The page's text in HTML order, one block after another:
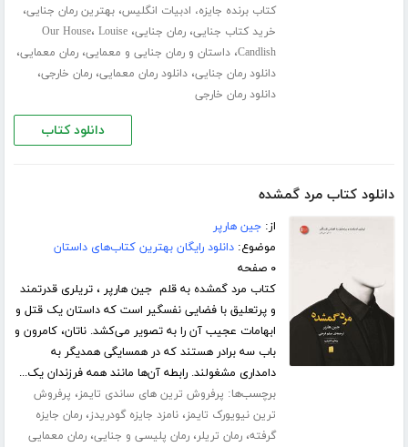
کتاب برنده جایزه، ادبیات انگلیس،بهترین رمان جنایی،
خرید کتاب جنایی،رمان جنایی، Our House، Louise
Candlish،داستان و رمان جنایی و معمایی،رمان معمایی،
دانلود رمان جنایی،دانلود رمان معمایی،رمان خارجی،
دانلود رمان خارجی
دانلود کتاب
دانلود کتاب مرد گمشده
از:جین هارپر
موضوع:دانلود رایگان بهترین کتاب‌های داستان
۰ صفحه
کتاب مرد گمشده به قلم جین هارپر ، تریلری قدرتمند
و پرتعلیق با فضایی نفسگیر است که داستان یک قتل و
ابهامات عجیب آن را به تصویر می‌کشد. ناتان، کامرون و
باب سه برادر هستند که در همسایگی همدیگر به
دامداری مشغولند. رابطه آن‌ها مانند همه فرزندان یک...
برچسب‌ها: پرفروش ترین های ساندی تایمز، پرفروش
ترین نیویورک تایمز،نامزد جایزه گودریدز،رمان جایزه
گرفته،رمان تریلر،رمان پلیسی و جنایی،رمان معمایی